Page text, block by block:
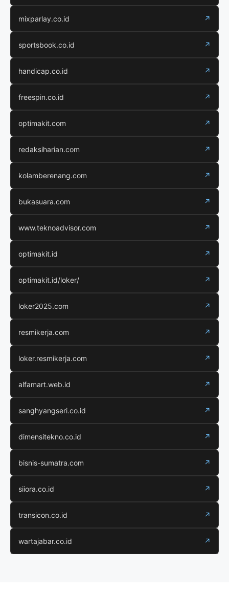
mixparlay.co.id ↗
sportsbook.co.id ↗
handicap.co.id ↗
freespin.co.id ↗
optimakit.com ↗
redaksiharian.com ↗
kolamberenang.com ↗
bukasuara.com ↗
www.teknoadvisor.com ↗
optimakit.id ↗
optimakit.id/loker/ ↗
loker2025.com ↗
resmikerja.com ↗
loker.resmikerja.com ↗
alfamart.web.id ↗
sanghyangseri.co.id ↗
dimensitekno.co.id ↗
bisnis-sumatra.com ↗
siiora.co.id ↗
transicon.co.id ↗
wartajabar.co.id ↗